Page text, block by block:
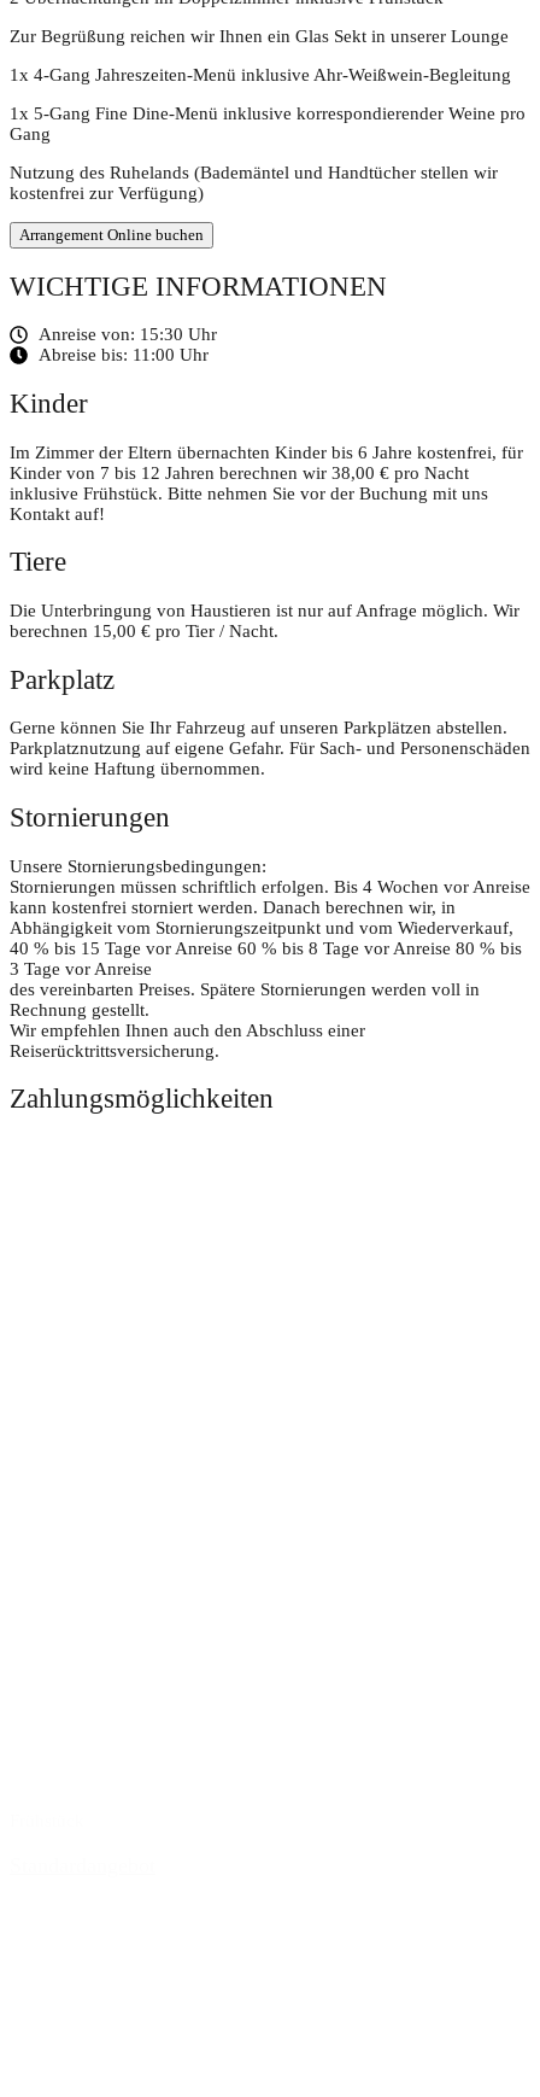
Zur Begrüßung reichen wir Ihnen ein Glas Sekt in unserer Lounge
1x 4-Gang Jahreszeiten-Menü inklusive Ahr-Weißwein-Begleitung
1x 5-Gang Fine Dine-Menü inklusive korrespondierender Weine pro
Gang
Nutzung des Ruhelands (Bademäntel und Handtücher stellen wir
kostenfrei zur Verfügung)
Arrangement Online buchen
WICHTIGE INFORMATIONEN
Anreise von: 15:30 Uhr
Abreise bis: 11:00 Uhr
Kinder
Im Zimmer der Eltern übernachten Kinder bis 6 Jahre kostenfrei, für
Kinder von 7 bis 12 Jahren berechnen wir 38,00 € pro Nacht
inklusive Frühstück. Bitte nehmen Sie vor der Buchung mit uns
Kontakt auf!
Tiere
Die Unterbringung von Haustieren ist nur auf Anfrage möglich. Wir
berechnen 15,00 € pro Tier / Nacht.
Parkplatz
Gerne können Sie Ihr Fahrzeug auf unseren Parkplätzen abstellen.
Parkplatznutzung auf eigene Gefahr. Für Sach- und Personenschäden
wird keine Haftung übernommen.
Stornierungen
Unsere Stornierungsbedingungen:
Stornierungen müssen schriftlich erfolgen. Bis 4 Wochen vor Anreise
kann kostenfrei storniert werden. Danach berechnen wir, in
Abhängigkeit vom Stornierungszeitpunkt und vom Wiederverkauf,
40 % bis 15 Tage vor Anreise 60 % bis 8 Tage vor Anreise 80 % bis
3 Tage vor Anreise
des vereinbarten Preises. Spätere Stornierungen werden voll in
Rechnung gestellt.
Wir empfehlen Ihnen auch den Abschluss einer
Reiserücktrittsversicherung.
Zahlungsmöglichkeiten